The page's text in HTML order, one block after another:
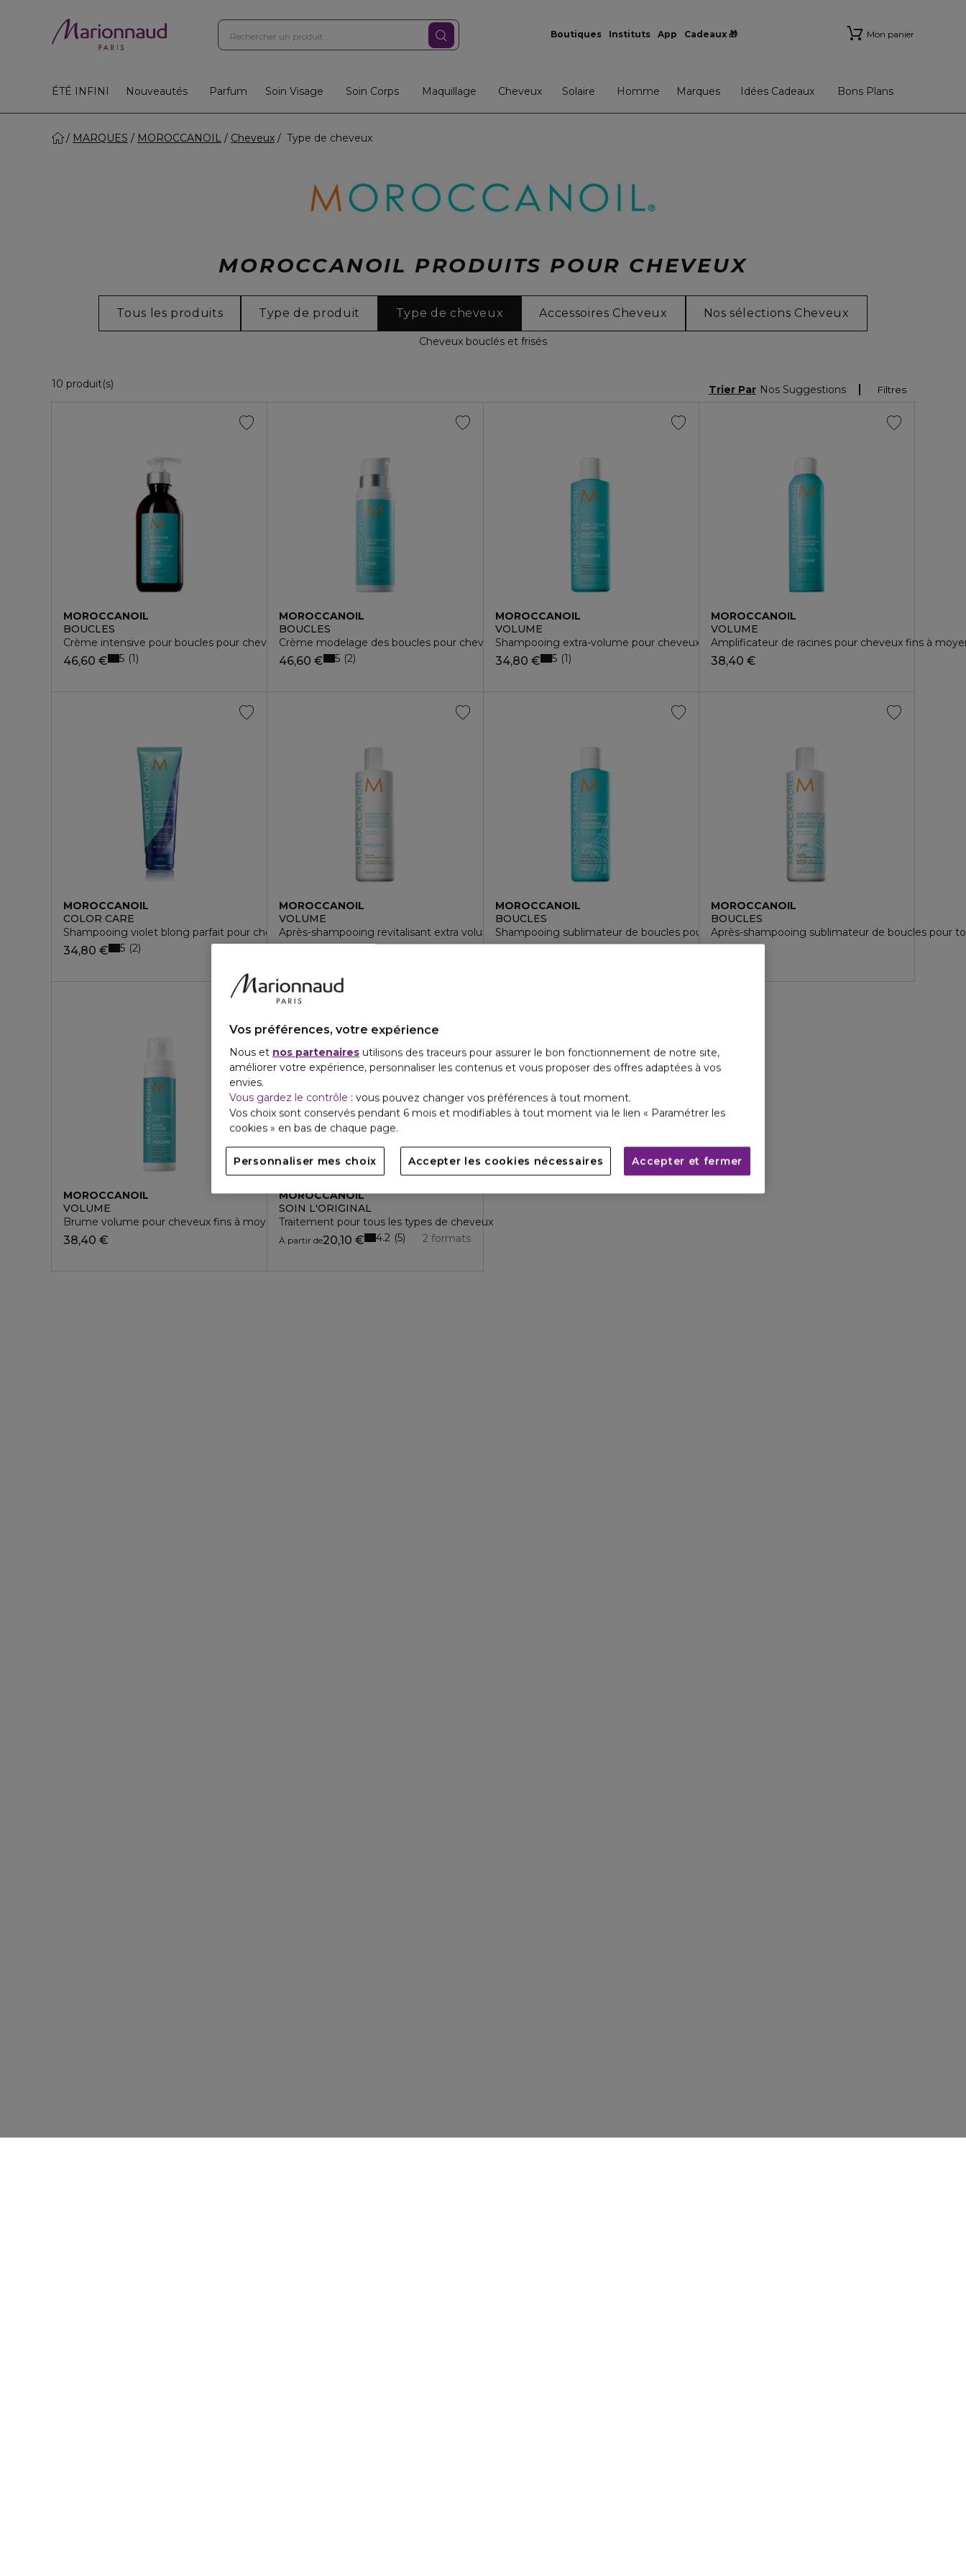
Boutiques Instituts App Cadeaux 🎁 Mon panier
ÉTÉ INFINI Nouveautés Parfum Soin Visage Soin Corps Maquillage Cheveux Solaire Homme Marques Idées Cadeaux Bons Plans
MARQUES MOROCCANOIL Cheveux Type de cheveux
MOROCCANOIL PRODUITS POUR CHEVEUX
Tous les produits Type de produit Type de cheveux Accessoires Cheveux Nos sélections Cheveux
Cheveux bouclés et frisés
10 produit(s) Filtres
Trier Par Nos Suggestions
MOROCCANOIL
BOUCLES
Crème intensive pour boucles pour cheveux ondulés à bouclés
46,60 € 5 1
MOROCCANOIL
BOUCLES
Crème modelage des boucles pour cheveux ondulés à bouclés
46,60 € 5 2
MOROCCANOIL
VOLUME
Shampooing extra-volume pour cheveux fins
34,80 € 5 1
MOROCCANOIL
VOLUME
Amplificateur de racines pour cheveux fins à
38,40 €
MOROCCANOIL
COLOR CARE
Shampooing violet blong parfait pour cheveux blonds, méchés ou gris
34,80 € 5 2
MOROCCANOIL
VOLUME
Après-shampooing revitalisant extra volume pour cheveux fins
3 1
MOROCCANOIL
BOUCLES
Shampooing sublimateur de boucles pour tout types de cheveux bouclés
MOROCCANOIL
BOUCLES
Après-shampooing sublimateur de boucles pour
MOROCCANOIL
VOLUME
Brume volume pour cheveux fins à moyens
38,40 €
MOROCCANOIL
SOIN L'ORIGINAL
Traitement pour tous les types de cheveux
À partir de20,10 € 2 formats
4.2 5
Vos préférences, votre expérience
Nous et nos partenaires utilisons des traceurs pour assurer le bon fonctionnement de notre site,
améliorer votre expérience, personnaliser les contenus et vous proposer des offres adaptées à vos
envies.
Vous gardez le contrôle : vous pouvez changer vos préférences à tout moment.
Vos choix sont conservés pendant 6 mois et modifiables à tout moment via le lien « Paramétrer les
cookies » en bas de chaque page.
Personnaliser mes choix Accepter les cookies nécessaires Accepter et fermer